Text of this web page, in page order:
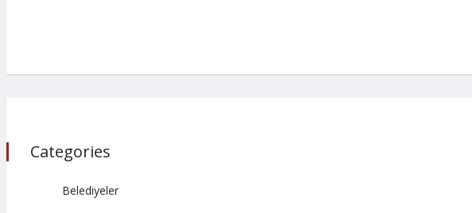
Categories
Belediyeler